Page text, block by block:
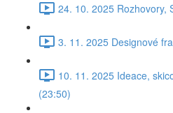
24. 10. 2025 Rozhovory,
3. 11. 2025 Designové
10. 11. 2025 Ideace,
(23:50)